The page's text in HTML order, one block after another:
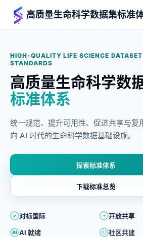
高质量生命科学数据集标准
HIGH-QUALITY LIFE SCIENCE DATASET
STANDARDS
高质量生命科学数
标准体系
统一规范、提升可用性、促进共享与复
向 AI 时代的生命科学数据基础设施。
探索标准体系
下载标准总览
✓ 对标国际 ⌁ 开放共享
AI AI 就绪 ◎ 社区共建